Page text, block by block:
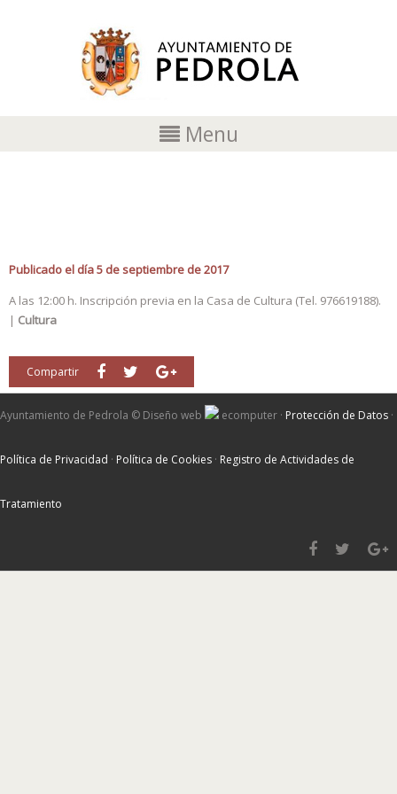
Menu
Publicado el día 5 de septiembre de 2017
A las 12:00 h. Inscripción previa en la Casa de Cultura (Tel. 976619188).
| Cultura
Compartir
Ayuntamiento de Pedrola © Diseño web ecomputer · Protección de Datos ·
Política de Privacidad · Política de Cookies · Registro de Actividades de
Tratamiento